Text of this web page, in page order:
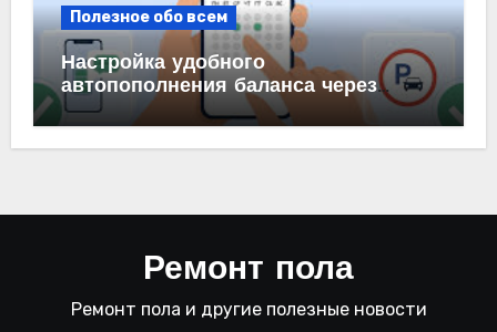
Полезное обо всем
Настройка удобного
автопополнения баланса через
автоплатеж на карте и в банке
Ремонт пола
Ремонт пола и другие полезные новости